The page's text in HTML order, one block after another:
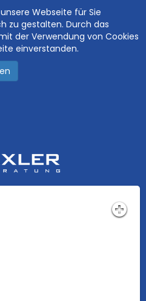
Webseite für Sie
zu gestalten. Durch das
der Verwendung von Cookies
einverstanden.